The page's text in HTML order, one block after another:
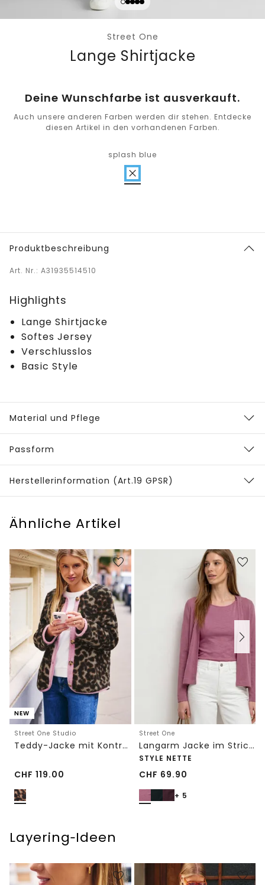
Street One
Lange Shirtjacke
Deine Wunschfarbe ist ausverkauft.
Auch unsere anderen Farben werden dir stehen. Entdecke
diesen Artikel in den vorhandenen Farben.
splash blue
Produktbeschreibung
Art. Nr.: A31935514510
Highlights
Lange Shirtjacke
Softes Jersey
Verschlusslos
Basic Style
Material und Pflege
Passform
Herstellerinformation (Art.19 GPSR)
Ähnliche Artikel
NEW
Street One Studio
Teddy-Jacke mit Kontrastdetail
CHF 119.00
Street One
Langarm Jacke im Strick-Look
STYLE NETTE
CHF 69.90
+ 5
Layering‑Ideen